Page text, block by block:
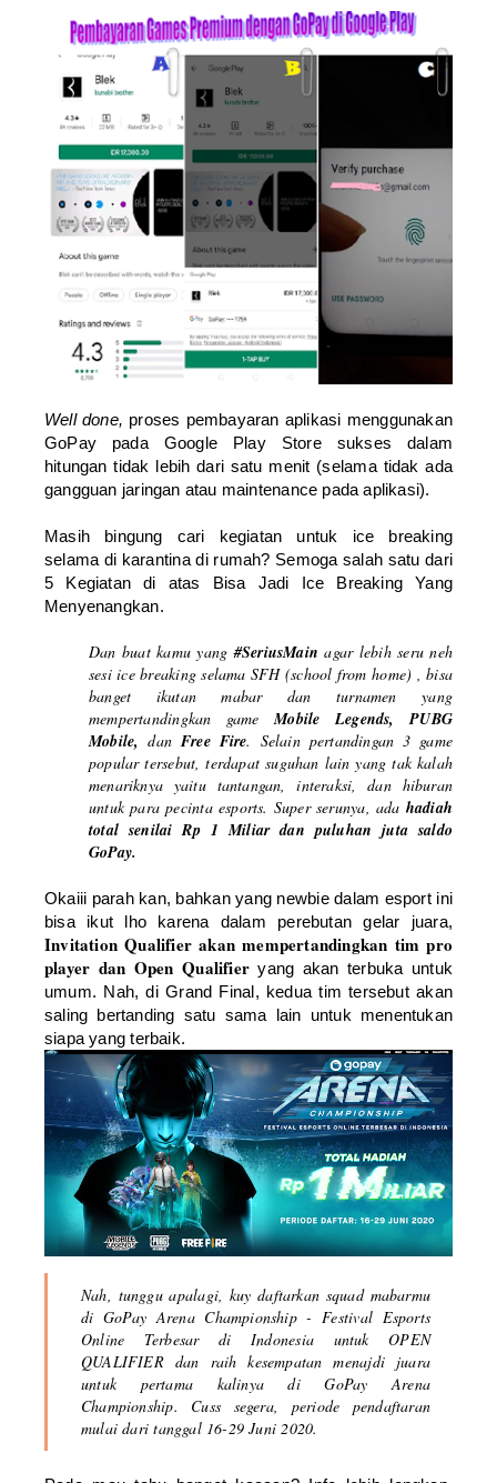
Well done, proses pembayaran aplikasi menggunakan
GoPay pada Google Play Store sukses dalam
hitungan tidak lebih dari satu menit (selama tidak ada
gangguan jaringan atau maintenance pada aplikasi).
Masih bingung cari kegiatan untuk ice breaking
selama di karantina di rumah? Semoga salah satu dari
5 Kegiatan di atas Bisa Jadi Ice Breaking Yang
Menyenangkan.
Dan buat kamu yang#SeriusMain agar lebih seru neh
sesi ice breaking selama SFH (school from home) , bisa
banget ikutan mabar dan turnamen yang
mempertandingkan gameMobile Legends, PUBG
Mobile, dan Free Fire. Selain pertandingan 3 game
popular tersebut, terdapat suguhan lain yang tak kalah
menariknya yaitu tantangan, interaksi, dan hiburan
untuk para pecinta esports. Super serunya, ada hadiah
total senilai Rp 1 Miliar dan puluhan juta saldo
GoPay.
Okaiii parah kan, bahkan yang newbie dalam esport ini
bisa ikut lho karena dalam perebutan gelar juara,
Invitation Qualifier akan mempertandingkan tim pro
player dan Open Qualifieryang akan terbuka untuk
umum. Nah, di Grand Final, kedua tim tersebut akan
saling bertanding satu sama lain untuk menentukan
siapa yang terbaik.
Nah, tunggu apalagi, kuy daftarkan squad mabarmu
di GoPay Arena Championship - Festival Esports
Online Terbesar di Indonesia untuk OPEN
QUALIFIER dan raih kesempatan menajdi juara
untuk pertama kalinya di GoPay Arena
Championship. Cuss segera, periode pendaftaran
mulai dari tanggal 16-29 Juni 2020.